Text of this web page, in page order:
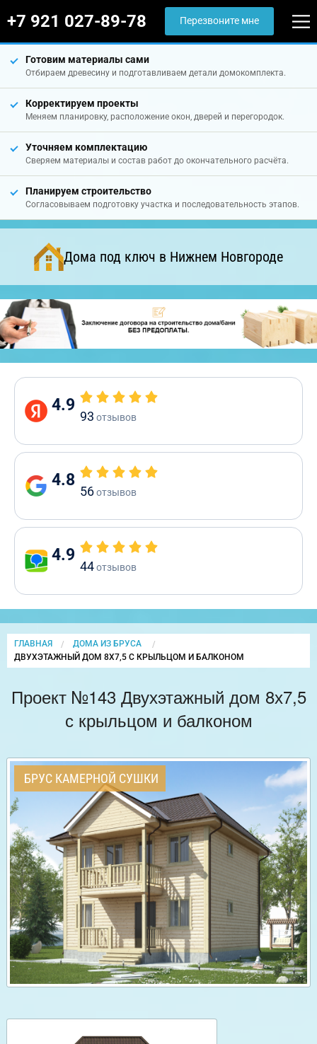
+7 921 027-89-78 Перезвоните мне
Готовим материалы сами
Отбираем древесину и подготавливаем детали домокомплекта.
Корректируем проекты
Меняем планировку, расположение окон, дверей и перегородок.
Уточняем комплектацию
Сверяем материалы и состав работ до окончательного расчёта.
Планируем строительство
Согласовываем подготовку участка и последовательность этапов.
Дома под ключ в Нижнем Новгороде
4.9
93 отзывов
4.8
56отзывов
4.9
44отзывов
ГЛАВНАЯ
ДОМА ИЗ БРУСА
CURRENT:
ДВУХЭТАЖНЫЙ ДОМ 8Х7,5 С КРЫЛЬЦОМ И БАЛКОНОМ
Проект №143 Двухэтажный дом 8х7,5
с крыльцом и балконом
БРУС КАМЕРНОЙ СУШКИ